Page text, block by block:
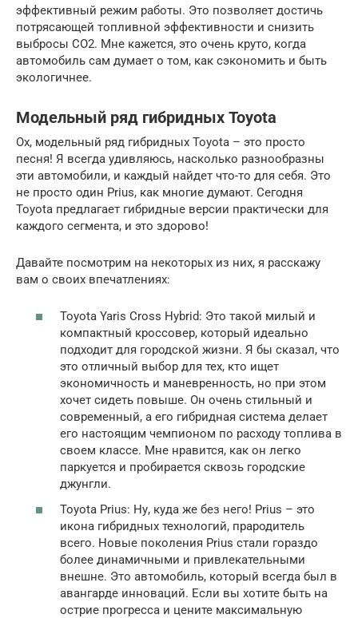
эффективный режим работы. Это позволяет достичь
потрясающей топливной эффективности и снизить
выбросы CO2. Мне кажется, это очень круто, когда
автомобиль сам думает о том, как сэкономить и быть
экологичнее.
Модельный ряд гибридных Toyota
Ох, модельный ряд гибридных Toyota – это просто
песня! Я всегда удивляюсь, насколько разнообразны
эти автомобили, и каждый найдет что-то для себя. Это
не просто один Prius, как многие думают. Сегодня
Toyota предлагает гибридные версии практически для
каждого сегмента, и это здорово!
Давайте посмотрим на некоторых из них, я расскажу
вам о своих впечатлениях:
Toyota Yaris Cross Hybrid: Это такой милый и
компактный кроссовер, который идеально
подходит для городской жизни. Я бы сказал, что
это отличный выбор для тех, кто ищет
экономичность и маневренность, но при этом
хочет сидеть повыше. Он очень стильный и
современный, а его гибридная система делает
его настоящим чемпионом по расходу топлива в
своем классе. Мне нравится, как он легко
паркуется и пробирается сквозь городские
джунгли.
Toyota Prius: Ну, куда же без него! Prius – это
икона гибридных технологий, прародитель
всего. Новые поколения Prius стали гораздо
более динамичными и привлекательными
внешне. Это автомобиль, который всегда был в
авангарде инноваций. Если вы хотите быть на
острие прогресса и цените максимальную